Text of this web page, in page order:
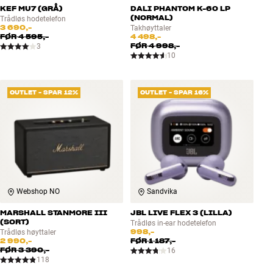
KEF MU7 (GRÅ)
Trådløs hodetelefon
3 690,-
FØR4 595,-
3
DALI PHANTOM K-60 LP
(NORMAL)
Takhøyttaler
4 498,-
FØR4 998,-
10
OUTLET - SPAR 12%
Webshop NO
MARSHALL STANMORE III
(SORT)
Trådløs høyttaler
2 990,-
FØR3 390,-
118
OUTLET - SPAR 16%
Sandvika
JBL LIVE FLEX 3 (LILLA)
Trådløs in-ear hodetelefon
998,-
FØR1 187,-
16